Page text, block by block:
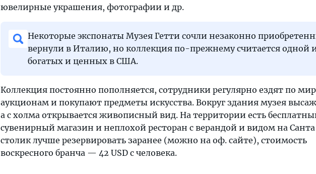
ювелирные украшения, фотографии и др.
Некоторые экспонаты Музея Гетти сочли незаконно
вернули в Италию, но коллекция по-прежнему считается одной
богатых и ценных в США.
Коллекция постоянно пополняется, сотрудники регулярно ездят по
аукционам и покупают предметы искусства. Вокруг здания музея
а с холма открывается живописный вид. На территории есть
сувенирный магазин и неплохой ресторан с верандой и видом на
столик лучше резервировать заранее (можно на оф. сайте), стоимость
воскресного бранча — 42 USD с человека.